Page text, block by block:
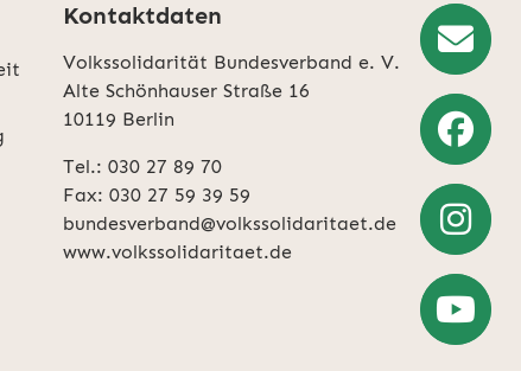
Kontaktdaten
Volkssolidarität Bundesverband e. V.
Alte Schönhauser Straße 16
10119 Berlin
Tel.: 030 27 89 70
Fax: 030 27 59 39 59
bundesverband@volkssolidaritaet.de
www.volkssolidaritaet.de
Weiter
zu
Facebook
Weiter
zu